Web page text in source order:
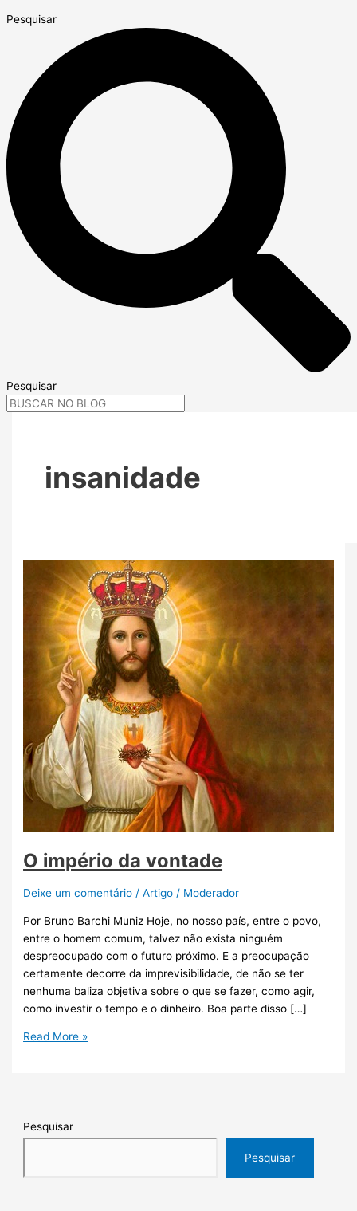
Pesquisar
Pesquisar
insanidade
O império da vontade
Deixe um comentário /Artigo / Moderador
Por Bruno Barchi Muniz Hoje, no nosso país, entre o povo,
entre o homem comum, talvez não exista ninguém
despreocupado com o futuro próximo. E a preocupação
certamente decorre da imprevisibilidade, de não se ter
nenhuma baliza objetiva sobre o que se fazer, como agir,
como investir o tempo e o dinheiro. Boa parte disso […]
Read More »
Pesquisar
Pesquisar